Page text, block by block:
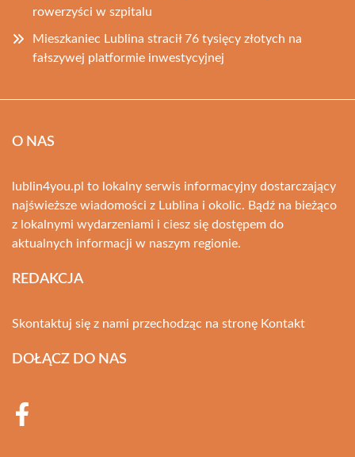
rowerzyści w szpitalu
Mieszkaniec Lublina stracił 76 tysięcy złotych na
fałszywej platformie inwestycyjnej
O NAS
lublin4you.pl to lokalny serwis informacyjny dostarczający
najświeższe wiadomości z Lublina i okolic. Bądź na bieżąco
z lokalnymi wydarzeniami i ciesz się dostępem do
aktualnych informacji w naszym regionie.
REDAKCJA
Skontaktuj się z nami przechodząc na stronę Kontakt
DOŁĄCZ DO NAS